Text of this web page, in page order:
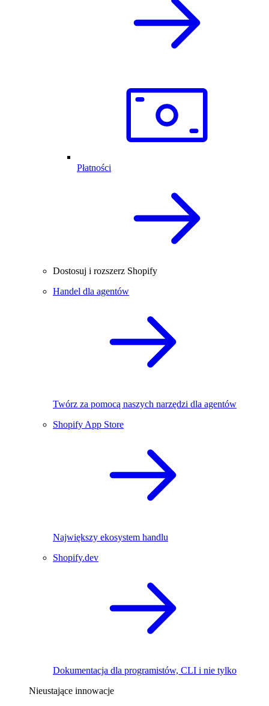
Płatności
Dostosuj i rozszerz Shopify
Handel dla agentów
Twórz za pomocą naszych narzędzi dla agentów
Shopify App Store
Największy ekosystem handlu
Shopify.dev
Dokumentacja dla programistów, CLI i nie tylko
Nieustające innowacje